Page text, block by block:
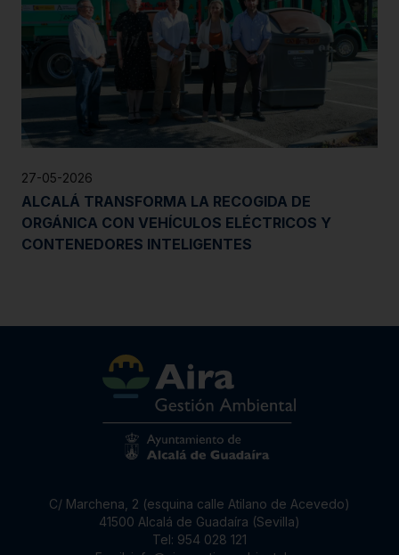
27-05-2026
ALCALÁ TRANSFORMA LA RECOGIDA DE
ORGÁNICA CON VEHÍCULOS ELÉCTRICOS Y
CONTENEDORES INTELIGENTES
C/ Marchena, 2 (esquina calle Atilano de Acevedo)
41500 Alcalá de Guadaíra (Sevilla)
Tel: 954 028 121